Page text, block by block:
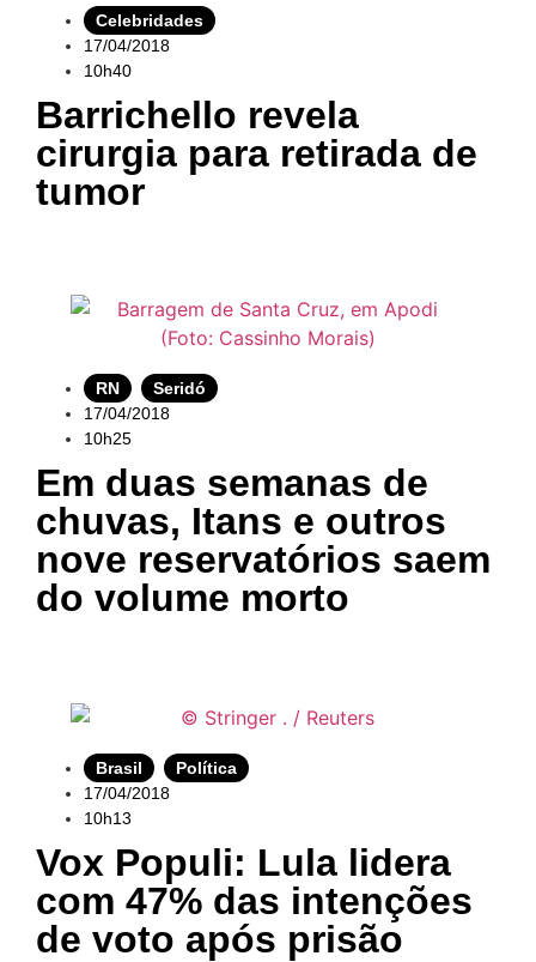
Celebridades
17/04/2018
10h40
Barrichello revela
cirurgia para retirada de
tumor
RN
Seridó
17/04/2018
10h25
Em duas semanas de
chuvas, Itans e outros
nove reservatórios saem
do volume morto
Brasil
Política
17/04/2018
10h13
Vox Populi: Lula lidera
com 47% das intenções
de voto após prisão